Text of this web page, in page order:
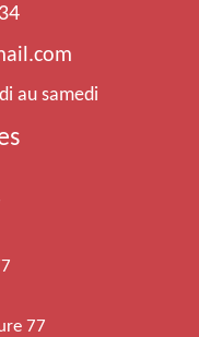
au samedi
77